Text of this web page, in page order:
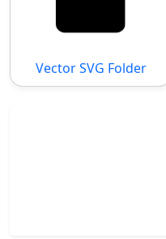
Vector SVG Folder